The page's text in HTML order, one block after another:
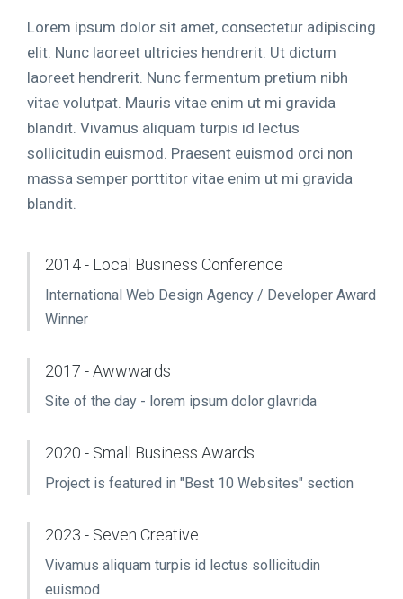
Lorem ipsum dolor sit amet, consectetur adipiscing
elit. Nunc laoreet ultricies hendrerit. Ut dictum
laoreet hendrerit. Nunc fermentum pretium nibh
vitae volutpat. Mauris vitae enim ut mi gravida
blandit. Vivamus aliquam turpis id lectus
sollicitudin euismod. Praesent euismod orci non
massa semper porttitor vitae enim ut mi gravida
blandit.
2014 - Local Business Conference
International Web Design Agency / Developer Award
Winner
2017 - Awwwards
Site of the day - lorem ipsum dolor glavrida
2020 - Small Business Awards
Project is featured in "Best 10 Websites" section
2023 - Seven Creative
Vivamus aliquam turpis id lectus sollicitudin
euismod